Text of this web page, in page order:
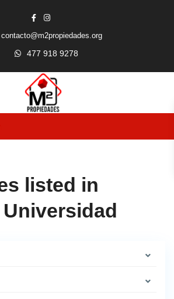
contacto@m2propiedades.org
477 918 9278
listed in